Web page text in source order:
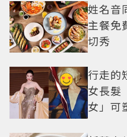
姓名音
主餐免
切秀
行走的
女長髮
女」可